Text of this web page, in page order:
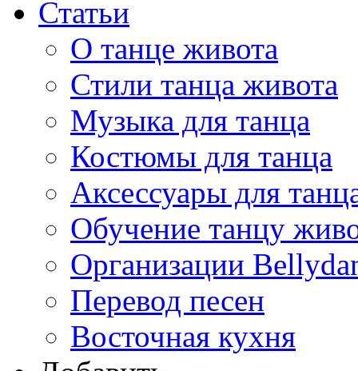
Статьи
О танце живота
Стили танца живота
Музыка для танца
Костюмы для танца
Аксессуары для
Обучение танцу
Организации
Перевод песен
Восточная кухня